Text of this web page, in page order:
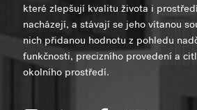
které zlepšují kvalitu života i
nacházejí, a stávají se jeho vítanou
nich přidanou hodnotu z pohledu
funkčnosti, precizního provedení a
okolního prostředí.